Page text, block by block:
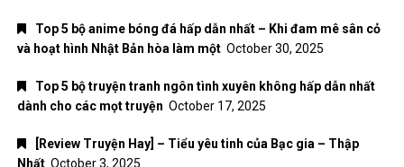
Top 5 bộ anime bóng đá hấp dẫn nhất – Khi đam mê sân cỏ
và hoạt hình Nhật Bản hòa làm một October 30, 2025
Top 5 bộ truyện tranh ngôn tình xuyên không hấp dẫn nhất
dành cho các mọt truyện October 17, 2025
[Review Truyện Hay] – Tiểu yêu tinh của Bạc gia – Thập
Nhất October 3, 2025